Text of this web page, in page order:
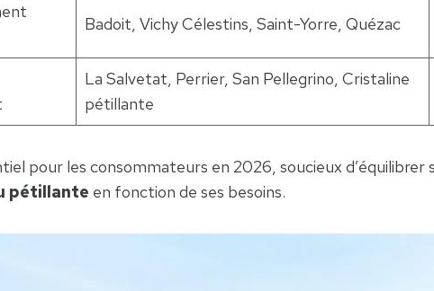
Badoit, Vichy Célestins, Saint-Yorre, Quézac
La Salvetat, Perrier, San Pellegrino, Cristaline
pétillante
pour les consommateurs en 2026, soucieux
pétillante en fonction de ses besoins.